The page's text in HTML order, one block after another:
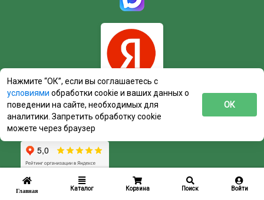
Главная Каталог Корзина Поиск Войти
Нажмите “ОК”, если вы соглашаетесь с
условиями обработки cookie и ваших данных о
поведении на сайте, необходимых для
аналитики. Запретить обработку cookie
можете через браузер
ОК